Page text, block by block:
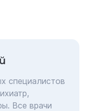
чтобы
доволен
специалистов
Все врачи